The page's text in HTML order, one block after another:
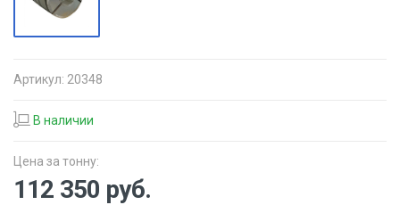
Артикул: 20348
В наличии
Цена за тонну:
112 350 руб.